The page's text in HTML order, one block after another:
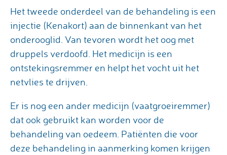
Het tweede onderdeel van de behandeling is een
injectie (Kenakort) aan de binnenkant van het
onderooglid. Van tevoren wordt het oog met
druppels verdoofd. Het medicijn is een
ontstekingsremmer en helpt het vocht uit het
netvlies te drijven.
Er is nog een ander medicijn (vaatgroeiremmer)
dat ook gebruikt kan worden voor de
behandeling van oedeem. Patiënten die voor
deze behandeling in aanmerking komen krijgen